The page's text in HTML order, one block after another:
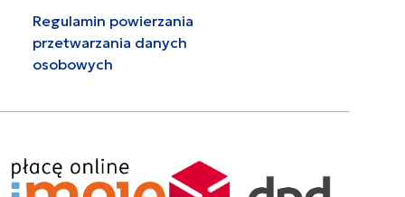
Regulamin powierzania
przetwarzania danych
osobowych